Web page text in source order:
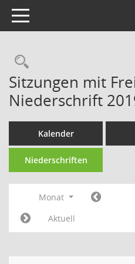
Toggle navigation
Sitzungen mit
Niederschrift
Kalender
Niederschriften
Monat
Aktuell